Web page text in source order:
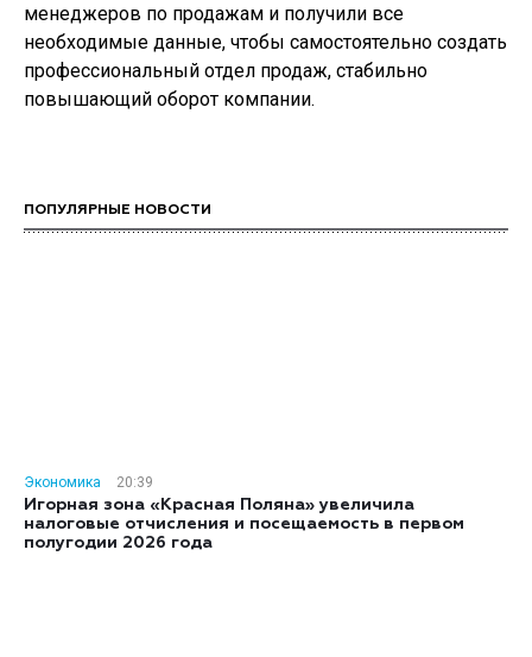
менеджеров по продажам и получили все
необходимые данные, чтобы самостоятельно создать
профессиональный отдел продаж, стабильно
повышающий оборот компании.
ПОПУЛЯРНЫЕ НОВОСТИ
Экономика
20:39
Игорная зона «Красная Поляна» увеличила
налоговые отчисления и посещаемость в первом
полугодии 2026 года